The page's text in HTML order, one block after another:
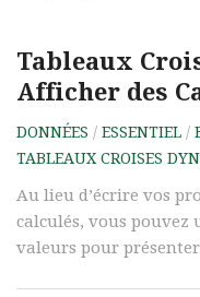
Tableaux
Afficher des
DONNÉES / ESSENTIEL /
TABLEAUX CROISES
Au lieu d’écrire vos
calculés, vous pouvez
valeurs pour